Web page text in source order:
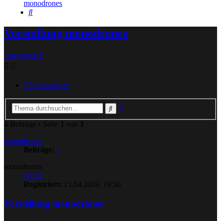
monodrones
Suche
Vorstellung monodrones
Antworten
Druckansicht
Suche
4 Beiträge • Seite 1 von
1
monodrones
Beiträge: 5
monodrones
Profil
Registriert:
15.04.2019, 19:50
Vorstellung monodrones